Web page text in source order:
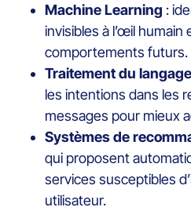
Machine Learning :
invisibles à l’œil humain
comportements futurs.
Traitement du
les intentions dans les
messages pour mieux
Systèmes de
qui proposent
services susceptibles
utilisateur.